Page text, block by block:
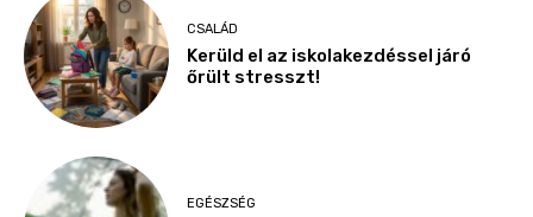
CSALÁD
Kerüld el az iskolakezdéssel járó
őrült stresszt!
EGÉSZSÉG